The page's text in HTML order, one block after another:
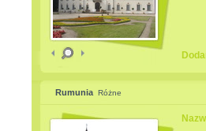
Rumunia Różne